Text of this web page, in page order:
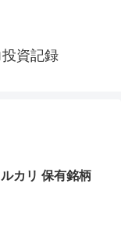
資記録
ルカリ 保有銘柄